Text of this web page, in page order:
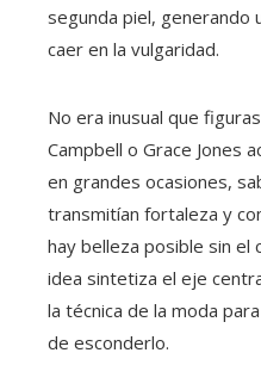
segunda piel, generando
caer en la vulgaridad.
No era inusual que
Campbell o Grace Jones
en grandes ocasiones,
transmitían fortaleza y
hay belleza posible sin el
idea sintetiza el eje
la técnica de la moda
de esconderlo.